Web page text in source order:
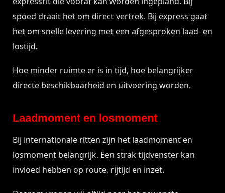
spoed draait het om direct vertrek. Bij express gaat
het om snelle levering met een afgesproken laad- en
lostijd.
Hoe minder ruimte er is in tijd, hoe belangrijker
directe beschikbaarheid en uitvoering worden.
Laadmoment en losmoment
Bij internationale ritten zijn het laadmoment en
losmoment belangrijk. Een strak tijdvenster kan
invloed hebben op route, rijtijd en inzet.